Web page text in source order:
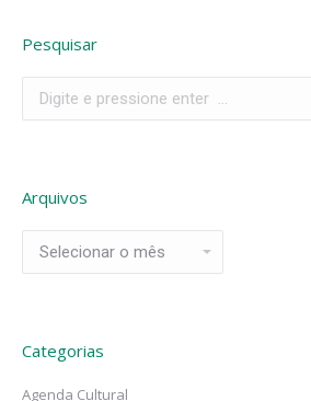
Pesquisar
Arquivos
Categorias
Agenda Cultural